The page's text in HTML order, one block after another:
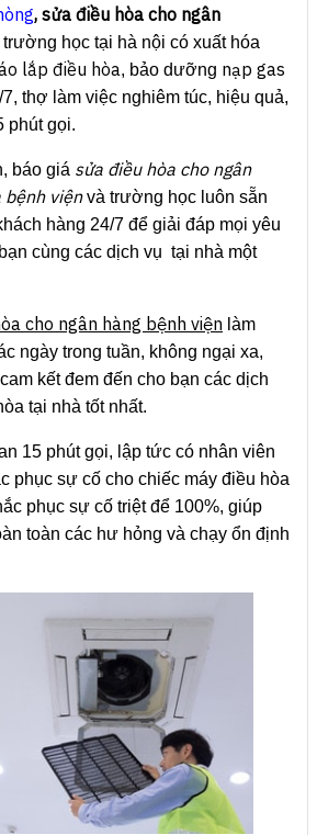
, sửa điều hòa cho ngân
trường học tại hà nội có xuất hóa
lắp điều hòa, bảo dưỡng nạp gas
thợ làm việc nghiêm túc, hiệu quả,
phút gọi.
báo giá sửa điều hòa cho ngân
bệnh việnvà trường học luôn sẵn
hàng 24/7 để giải đáp mọi yêu
cùng các dịch vụ tại nhà một
cho ngân hàng bệnh viện làm
ngày trong tuần, không ngại xa,
kết đem đến cho bạn các dịch
tại nhà tốt nhất.
15 phút gọi, lập tức có nhân viên
phục sự cố cho chiếc máy điều hòa
phục sự cố triệt để 100%, giúp
toàn các hư hỏng và chạy ổn định